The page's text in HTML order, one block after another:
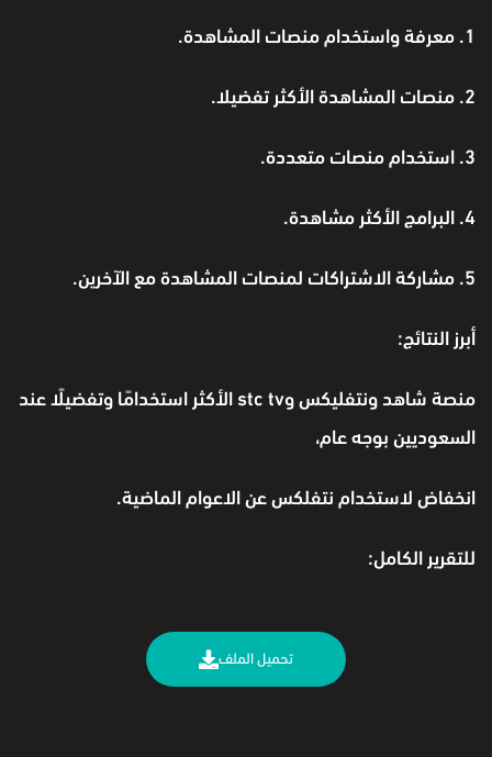
1. معرفة واستخدام منصات المشاهدة.
2. منصات المشاهدة الأكثر تفضيلا.
3. استخدام منصات متعددة.
4. البرامج الأكثر مشاهدة.
5. مشاركة الاشتراكات لمنصات المشاهدة مع الآخرين.
أبرز النتائج:
منصة شاهد ونتفليكس وstc tv الأكثر استخدامًا وتفضيلًا عند
السعوديين بوجه عام،
انخفاض لاستخدام نتفلكس عن الاعوام الماضية.
للتقرير الكامل:
تحميل الملف